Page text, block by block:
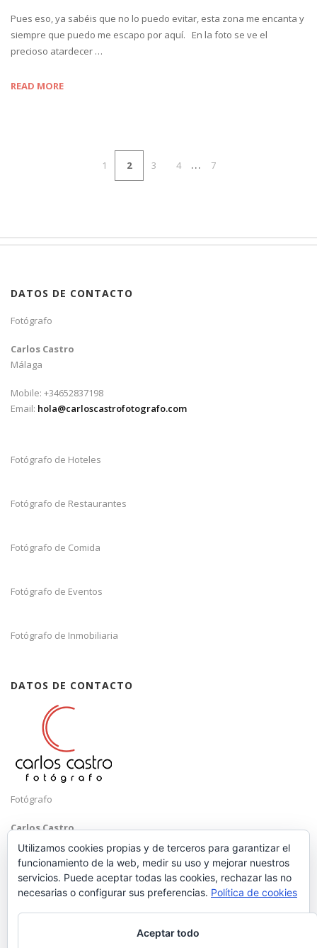
Pues eso, ya sabéis que no lo puedo evitar, esta zona me encanta y
siempre que puedo me escapo por aquí. En la foto se ve el
precioso atardecer …
READ MORE
1 2 3 4 … 7
DATOS DE CONTACTO
Fotógrafo
Carlos Castro
Málaga
Mobile: +34652837198
Email: hola@carloscastrofotografo.com
Fotógrafo de Hoteles
Fotógrafo de Restaurantes
Fotógrafo de Comida
Fotógrafo de Eventos
Fotógrafo de Inmobiliaria
DATOS DE CONTACTO
Fotógrafo
Carlos Castro
Málaga
Mobile: +34 652 83 71 98
hola@carloscastrofotografo.com
Utilizamos cookies propias y de terceros para garantizar el
funcionamiento de la web, medir su uso y mejorar nuestros
servicios. Puede aceptar todas las cookies, rechazar las no
necesarias o configurar sus preferencias. Política de cookies
Aceptar todo